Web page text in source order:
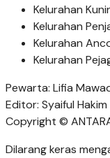
Kelurahan
Kelurahan
Kelurahan
Kelurahan
Pewarta: Lifia
Editor: Syaiful Hakim
Copyright ©
Dilarang keras